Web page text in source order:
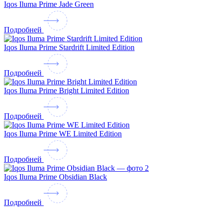
Iqos Iluma Prime Jade Green
Подробней
Iqos Iluma Prime Stardrift Limited Edition
Подробней
Iqos Iluma Prime Bright Limited Edition
Подробней
Iqos Iluma Prime WE Limited Edition
Подробней
Iqos Iluma Prime Obsidian Black
Подробней